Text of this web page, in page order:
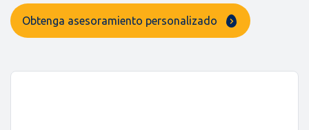
Obtenga asesoramiento personalizado